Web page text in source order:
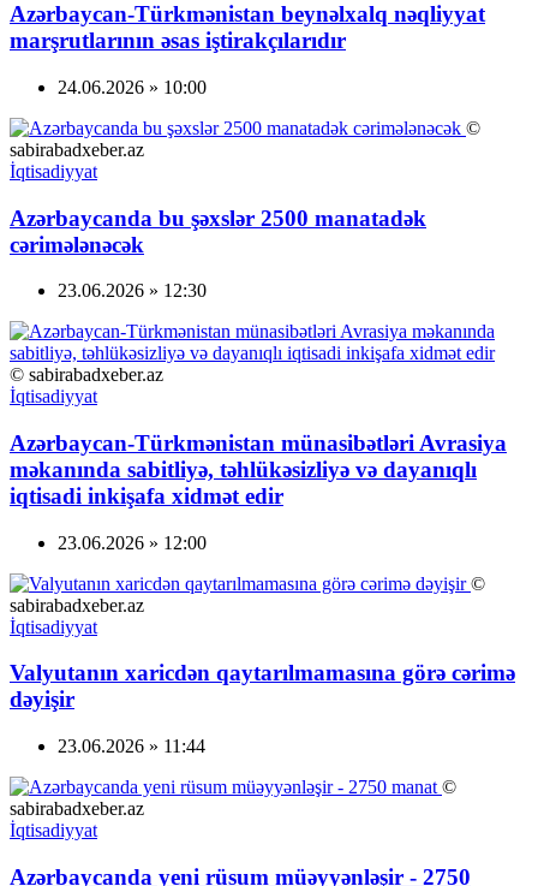
Azərbaycan-Türkmənistan beynəlxalq nəqliyyat
marşrutlarının əsas iştirakçılarıdır
24.06.2026 » 10:00
©
sabirabadxeber.az
İqtisadiyyat
Azərbaycanda bu şəxslər 2500 manatadək
cərimələnəcək
23.06.2026 » 12:30
© sabirabadxeber.az
İqtisadiyyat
Azərbaycan-Türkmənistan münasibətləri Avrasiya
məkanında sabitliyə, təhlükəsizliyə və dayanıqlı
iqtisadi inkişafa xidmət edir
23.06.2026 » 12:00
©
sabirabadxeber.az
İqtisadiyyat
Valyutanın xaricdən qaytarılmamasına görə cərimə
dəyişir
23.06.2026 » 11:44
©
sabirabadxeber.az
İqtisadiyyat
Azərbaycanda yeni rüsum müəyyənləşir - 2750